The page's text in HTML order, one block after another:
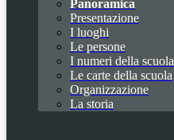
Panoramica
Presentazione
I luoghi
Le persone
I numeri della scuola
Le carte della scuola
Organizzazione
La storia